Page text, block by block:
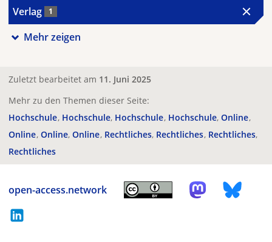
Verlag 1
Mehr zeigen
Zuletzt bearbeitet am 11. Juni 2025
Mehr zu den Themen dieser Seite:
Hochschule Hochschule Hochschule Hochschule Online
Online Online Online Rechtliches Rechtliches Rechtliches
Rechtliches
open-access.network